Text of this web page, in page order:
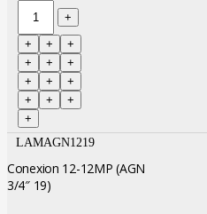
LAMAGN1219
Conexion 12-12MP (AGN
3/4″ 19)